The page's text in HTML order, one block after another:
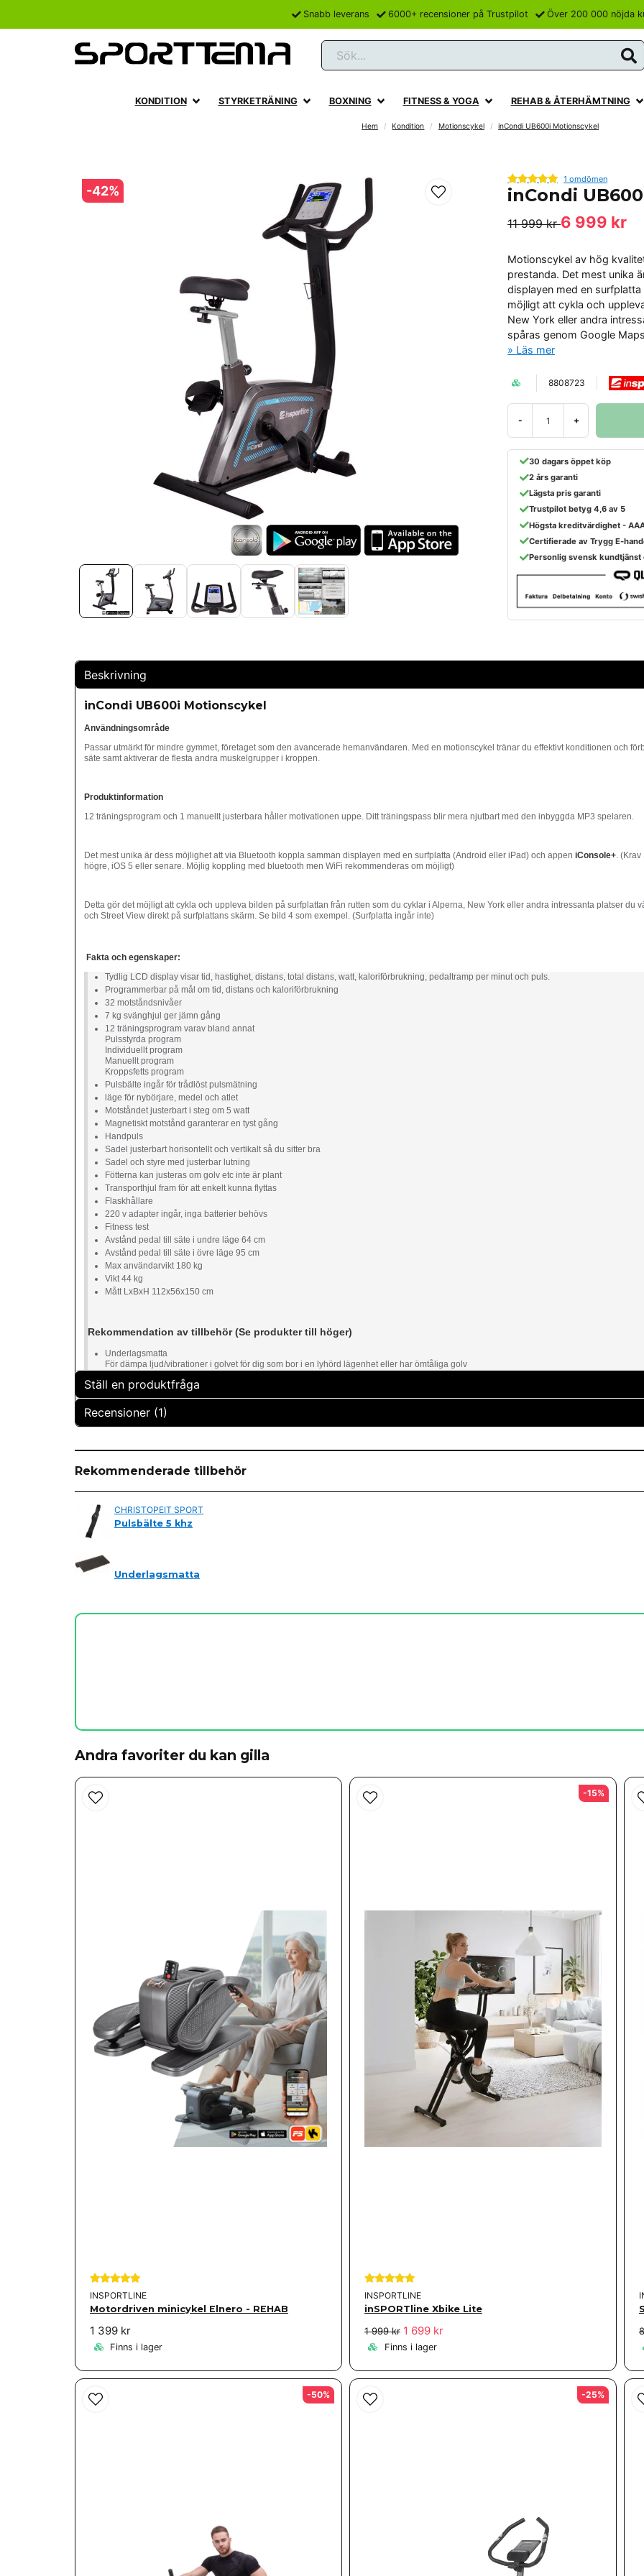
Snabb leverans 6000+ recensioner på Trustpilot Över 200 000 nöjda
Sök...
KONDITION STYRKETRÄNING BOXNING FITNESS & YOGA REHAB & ÅTERHÄMTNING
Hem Kondition Motionscykel inCondi UB600i Motionscykel
-42%
1 omdömen
inCondi
11 999 kr6 999 kr
Motionscykel av hög
prestanda. Det mest unika
displayen med en
möjligt att cykla och
New York eller andra
spåras genom Google
Läs mer
8808723
- +
30 dagars öppet köp
2 års garanti
Lägsta pris garanti
Trustpilot betyg 4,6 av 5
Högsta kreditvärdighet -
Certifierade av Trygg E-
Personlig svensk
Beskrivning
inCondi UB600i Motionscykel
Användningsområde
Passar utmärkt för mindre gymmet, företaget som den avancerade hemanvändaren. Med en motionscykel tränar du effektivt konditionen och
säte samt aktiverar de flesta andra muskelgrupper i kroppen.
Produktinformation
12 träningsprogram och 1 manuellt justerbara håller motivationen uppe. Ditt träningspass blir mera njutbart med den inbyggda MP3 spelaren.
Det mest unika är dess möjlighet att via Bluetooth koppla samman displayen med en surfplatta (Android eller iPad) och appen iConsole+ .
högre, iOS 5 eller senare. Möjlig koppling med bluetooth men WiFi rekommenderas om möjligt)
Detta gör det möjligt att cykla och uppleva bilden på surfplattan från rutten som du cyklar i Alperna, New York eller andra intressanta platser du
och Street View direkt på surfplattans skärm. Se bild 4 som exempel. (Surfplatta ingår inte)
Fakta och egenskaper:
Tydlig LCD display visar tid, hastighet, distans, total distans, watt, kaloriförbrukning, pedaltramp per minut och puls.
Programmerbar på mål om tid, distans och kaloriförbrukning
32 motståndsnivåer
7 kg svänghjul ger jämn gång
12 träningsprogram varav bland annat
Pulsstyrda program
Individuellt program
Manuellt program
Kroppsfetts program
Pulsbälte ingår för trådlöst pulsmätning
läge för nybörjare, medel och atlet
Motståndet justerbart i steg om 5 watt
Magnetiskt motstånd garanterar en tyst gång
Handpuls
Sadel justerbart horisontellt och vertikalt så du sitter bra
Sadel och styre med justerbar lutning
Fötterna kan justeras om golv etc inte är plant
Transporthjul fram för att enkelt kunna flyttas
Flaskhållare
220 v adapter ingår, inga batterier behövs
Fitness test
Avstånd pedal till säte i undre läge 64 cm
Avstånd pedal till säte i övre läge 95 cm
Max användarvikt 180 kg
Vikt 44 kg
Mått LxBxH 112x56x150 cm
Rekommendation av tillbehör (Se produkter till höger)
Underlagsmatta
För dämpa ljud/vibrationer i golvet för dig som bor i en lyhörd lägenhet eller har ömtåliga golv
Ställ en produktfråga
question
Fråga oss något om denna produkten...
name email
Ja, ni får publicera min fråga
Recensioner (1)
Mats Redlund
för 5 år sedan
Rekommenderade tillbehör
CHRISTOPEIT SPORT
Pulsbälte 5 khz
Underlagsmatta
Andra favoriter du kan gilla
INSPORTLINE
Motordriven minicykel Elnero - REHAB
1 399 kr
Finns i lager
INSPORTLINE
inSPORTline Xbike Lite
1 999 kr 1 699 kr
Finns i lager
-15%
-50% -25%